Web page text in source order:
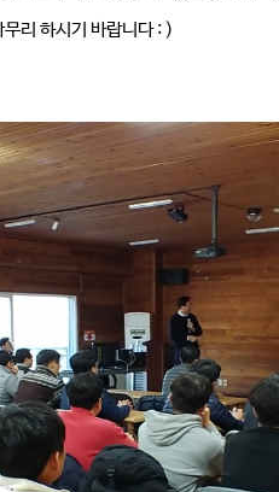
리 하시기 바랍니다 : )